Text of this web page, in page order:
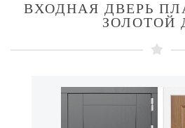
ВХОДНАЯ ДВЕРЬ
ЗОЛОТОЙ